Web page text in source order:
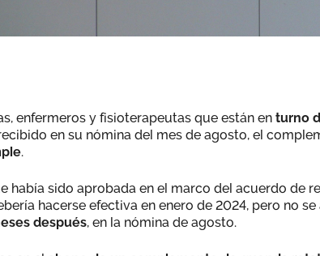
enfermeros y fisioterapeutas que están en turno
en su nómina del mes de agosto, el
.
había sido aprobada en el marco del acuerdo de
hacerse efectiva en enero de 2024, pero no
después, en la nómina de agosto.